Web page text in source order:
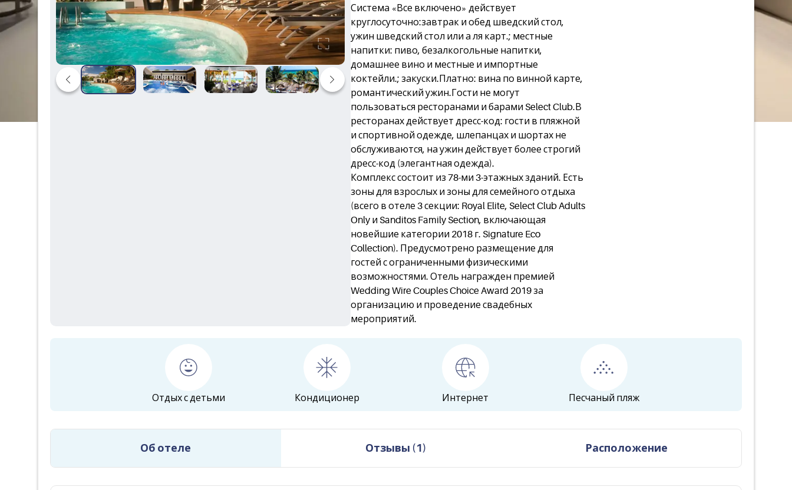
Система «Все включено» действует
круглосуточно:завтрак и обед шведский стол,
ужин шведский стол или а ля карт.; местные
напитки: пиво, безалкогольные напитки,
домашнее вино и местные и импортные
коктейли.; закуски.Платно: вина по винной карте,
романтический ужин.Гости не могут
пользоваться ресторанами и барами Select Club.В
ресторанах действует дресс-код: гости в пляжной
и спортивной одежде, шлепанцах и шортах не
обслуживаются, на ужин действует более строгий
дресс-код (элегантная одежда).
Комплекс состоит из 78-ми 3-этажных зданий. Есть
зоны для взрослых и зоны для семейного отдыха
(всего в отеле 3 секции: Royal Elite, Select Club Adults
Only и Sanditos Family Section, включающая
новейшие категории 2018 г. Signature Eco
Collection). Предусмотрено размещение для
гостей с ограниченными физическими
возможностями. Отель награжден премией
Wedding Wire Couples Choice Award 2019 за
организацию и проведение свадебных
мероприятий.
Отдых с детьми Кондиционер Интернет Песчаный пляж
Об отеле Отзывы ( 1 ) Расположение